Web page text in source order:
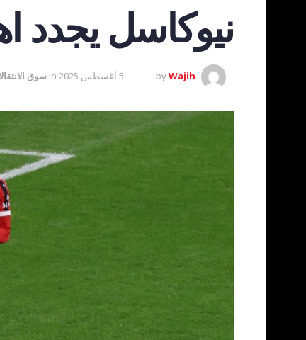
نيوكاسل يجدد
byWajih 5 أغسطس 2025 in سوق